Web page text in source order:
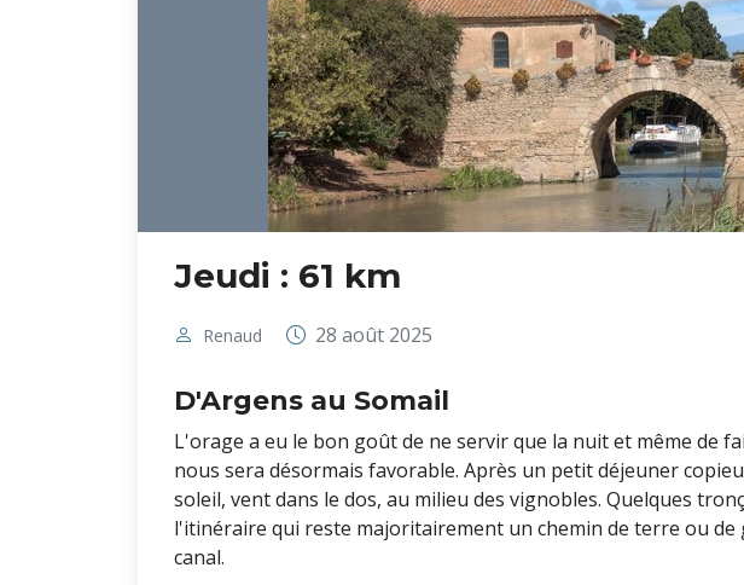
Jeudi : 61 km
Renaud 28 août 2025
D'Argens au Somail
L'orage a eu le bon goût de ne servir que la nuit et même de
nous sera désormais favorable. Après un petit déjeuner
soleil, vent dans le dos, au milieu des vignobles. Quelques
l'itinéraire qui reste majoritairement un chemin de terre ou de
canal.